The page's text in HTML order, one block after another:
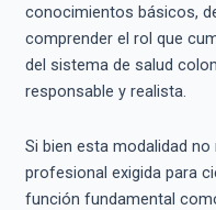
conocimientos básicos,
comprender el rol que
del sistema de salud
responsable y realista.
Si bien esta modalidad
profesional exigida para
función fundamental